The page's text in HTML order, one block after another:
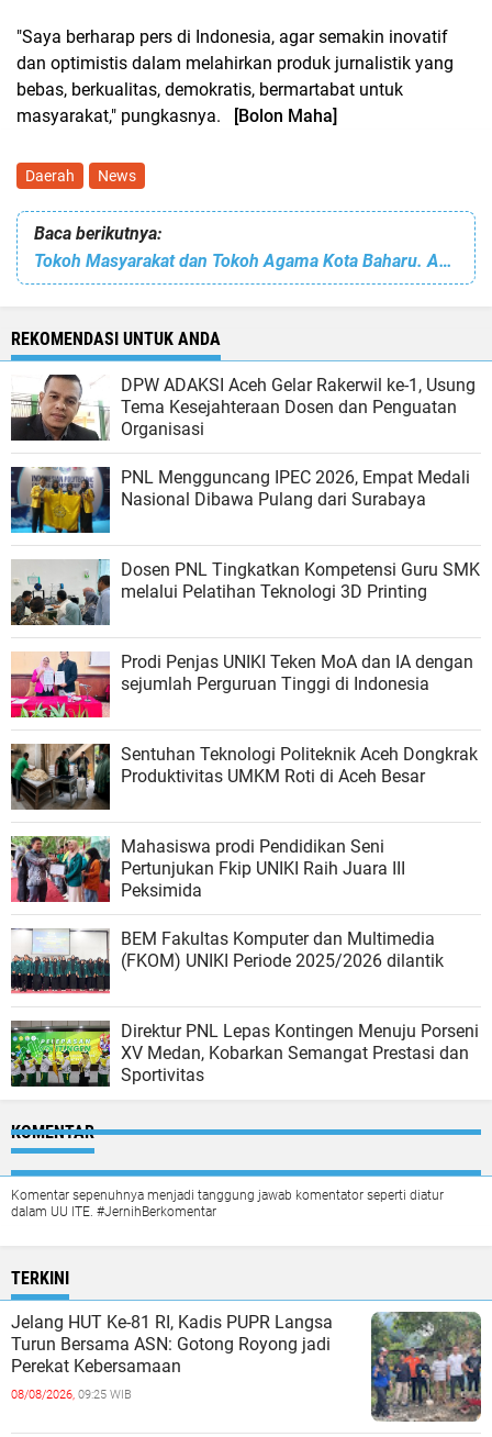
"Saya berharap pers di Indonesia, agar semakin inovatif
dan optimistis dalam melahirkan produk jurnalistik yang
bebas, berkualitas, demokratis, bermartabat untuk
masyarakat," pungkasnya.
[Bolon Maha]
Daerah News
Baca berikutnya:
Tokoh Masyarakat dan Tokoh Agama Kota Baharu. Apresiasi PJ Bupati Aceh Singkil Karena Dengarkan Aspirasi Rakyat
REKOMENDASI UNTUK ANDA
DPW ADAKSI Aceh Gelar Rakerwil ke-1, Usung
Tema Kesejahteraan Dosen dan Penguatan
Organisasi
PNL Mengguncang IPEC 2026, Empat Medali
Nasional Dibawa Pulang dari Surabaya
Dosen PNL Tingkatkan Kompetensi Guru SMK
melalui Pelatihan Teknologi 3D Printing
Prodi Penjas UNIKI Teken MoA dan IA dengan
sejumlah Perguruan Tinggi di Indonesia
Sentuhan Teknologi Politeknik Aceh Dongkrak
Produktivitas UMKM Roti di Aceh Besar
Mahasiswa prodi Pendidikan Seni
Pertunjukan Fkip UNIKI Raih Juara III
Peksimida
BEM Fakultas Komputer dan Multimedia
(FKOM) UNIKI Periode 2025/2026 dilantik
Direktur PNL Lepas Kontingen Menuju Porseni
XV Medan, Kobarkan Semangat Prestasi dan
Sportivitas
KOMENTAR
Komentar sepenuhnya menjadi tanggung jawab komentator seperti diatur
dalam UU ITE. #JernihBerkomentar
TERKINI
Jelang HUT Ke-81 RI, Kadis PUPR Langsa
Turun Bersama ASN: Gotong Royong jadi
Perekat Kebersamaan
08/08/2026, 09:25 WIB